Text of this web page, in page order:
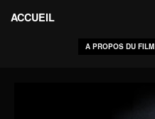
ACCUEIL
A PROPOS DU FILM